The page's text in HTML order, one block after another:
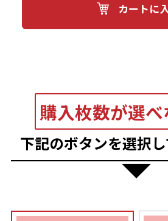
カートに
購入枚数が選
下記のボタンを選択し